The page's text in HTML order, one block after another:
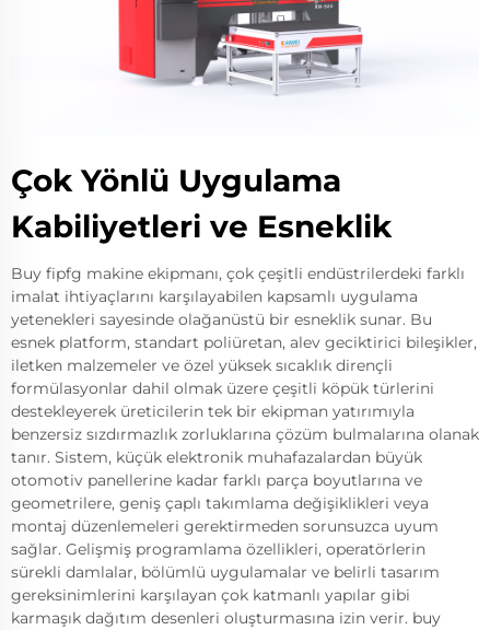
Çok Yönlü Uygulama
Kabiliyetleri ve Esneklik
Buy fipfg makine ekipmanı, çok çeşitli endüstrilerdeki farklı
imalat ihtiyaçlarını karşılayabilen kapsamlı uygulama
yetenekleri sayesinde olağanüstü bir esneklik sunar. Bu
esnek platform, standart poliüretan, alev geciktirici bileşikler,
iletken malzemeler ve özel yüksek sıcaklık dirençli
formülasyonlar dahil olmak üzere çeşitli köpük türlerini
destekleyerek üreticilerin tek bir ekipman yatırımıyla
benzersiz sızdırmazlık zorluklarına çözüm bulmalarına olanak
tanır. Sistem, küçük elektronik muhafazalardan büyük
otomotiv panellerine kadar farklı parça boyutlarına ve
geometrilere, geniş çaplı takımlama değişiklikleri veya
montaj düzenlemeleri gerektirmeden sorunsuzca uyum
sağlar. Gelişmiş programlama özellikleri, operatörlerin
sürekli damlalar, bölümlü uygulamalar ve belirli tasarım
gereksinimlerini karşılayan çok katmanlı yapılar gibi
karmaşık dağıtım desenleri oluşturmasına izin verir. buy